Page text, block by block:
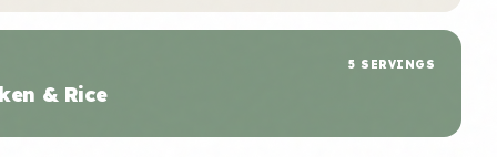
& Rice
5 SERVINGS